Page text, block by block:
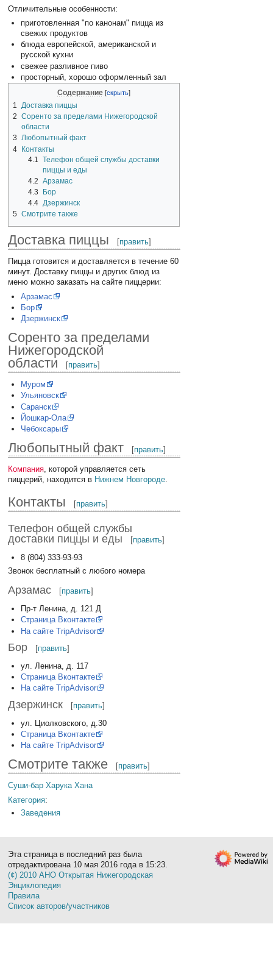
Отличительные особенности:
приготовленная "по канонам" пицца из
свежих продуктов
блюда европейской, американской и
русской кухни
свежее разливное пиво
просторный, хорошо оформленный зал
Содержание
1
Доставка пиццы
2
Соренто за пределами Нижегородской
области
3
Любопытный факт
4 Контакты
4.1
Телефон общей службы доставки
пиццы и еды
4.2 Арзамас
4.3
Бор
4.4 Дзержинск
5 Смотрите также
Доставка пиццы [править]
Пицца готовится и доставляется в течение 60
минут. Доставку пиццы и других блюд из
меню можно заказать на сайте пиццерии:
Арзамас
Бор
Дзержинск
Соренто за пределами
Нижегородской
области
[править]
Муром
Ульяновск
Саранск
Йошкар-Ола
Чебоксары
Любопытный факт [править]
Компания, которой управляется сеть
пиццерий, находится в Нижнем Новгороде.
Контакты [править]
Телефон общей службы
доставки пиццы и еды
[править]
8 (804) 333-93-93
Звонок бесплатный с любого номера
Арзамас [править]
Пр-т Ленина, д. 121 Д
Страница Вконтакте
На сайте TripAdvisor
Бор [править]
ул. Ленина, д. 117
Страница Вконтакте
На сайте TripAdvisor
Дзержинск [править]
ул. Циолковского, д.30
Страница Вконтакте
На сайте TripAdvisor
Смотрите также [править]
Суши-бар Харука Хана
Категория:
Заведения
Эта страница в последний раз была
отредактирована 10 мая 2016 года в 15:23.
(¢) 2010 АНО Открытая Нижегородская
Энциклопедия
Правила
Список авторов/участников